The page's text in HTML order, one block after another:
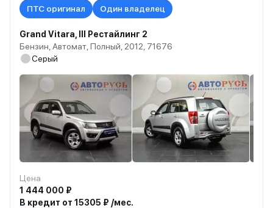
ПТС оригинал Один владелец
Grand Vitara, III Рестайлинг 2
Бензин, Автомат, Полный, 2012, 71676
Серый
Цена
1 444 000 ₽
В кредит от 15305 ₽ /мес.